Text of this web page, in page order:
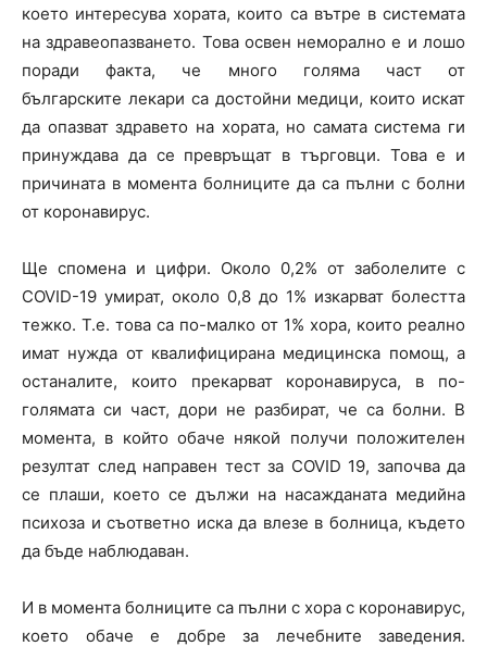
което интересува хората, които са вътре в системата
на здравеопазването. Това освен неморално е и лошо
поради факта, че много голяма част от
българските лекари са достойни медици, които искат
да опазват здравето на хората, но самата система ги
принуждава да се превръщат в търговци. Това е и
причината в момента болниците да са пълни с болни
от коронавирус.
Ще спомена и цифри. Около 0,2% от заболелите с
COVID-19 умират, около 0,8 до 1% изкарват болестта
тежко. Т.е. това са по-малко от 1% хора, които реално
имат нужда от квалифицирана медицинска помощ, а
останалите, които прекарват коронавируса, в по-
голямата си част, дори не разбират, че са болни. В
момента, в който обаче някой получи положителен
резултат след направен тест за COVID 19, започва да
се плаши, което се дължи на насажданата медийна
психоза и съответно иска да влезе в болница, където
да бъде наблюдаван.
И в момента болниците са пълни с хора с коронавирус,
което обаче е добре за лечебните заведения.